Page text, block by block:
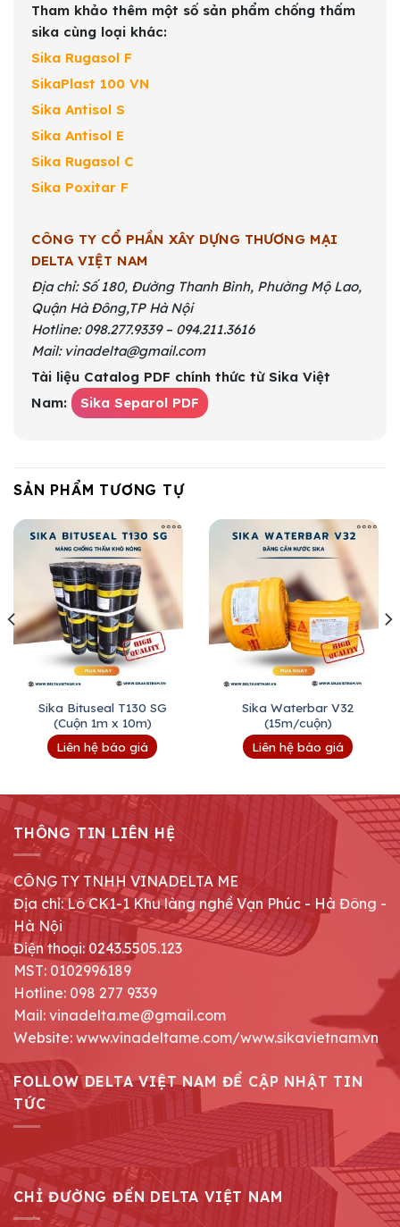
Tham khảo thêm một số sản phẩm chống thấm
sika cùng loại khác:
Sika Rugasol F
SikaPlast 100 VN
Sika Antisol S
Sika Antisol E
Sika Rugasol C
Sika Poxitar F
CÔNG TY CỔ PHẦN XÂY DỰNG THƯƠNG MẠI
DELTA VIỆT NAM
Địa chỉ: Số 180, Đường Thanh Bình, Phường Mộ Lao,
Quận Hà Đông,TP Hà Nội
Hotline: 098.277.9339 – 094.211.3616
Mail: vinadelta@gmail.com
Tài liệu Catalog PDF chính thức từ Sika Việt
Nam:
Sika Separol PDF
SẢN PHẨM TƯƠNG TỰ
Sika Bituseal T130 SG
(Cuộn 1m x 10m)
Liên hệ báo giá
Sika Waterbar V32
(15m/cuộn)
Liên hệ báo giá
THÔNG TIN LIÊN HỆ
CÔNG TY TNHH VINADELTA ME
Địa chỉ: Lô CK1-1 Khu làng nghề Vạn Phúc - Hà Đông -
Hà Nội
Điện thoại: 0243.5505.123
MST: 0102996189
Hotline: 098 277 9339
Mail: vinadelta.me@gmail.com
Website: www.vinadeltame.com/www.sikavietnam.vn
FOLLOW DELTA VIỆT NAM ĐỂ CẬP NHẬT TIN
TỨC
CHỈ ĐƯỜNG ĐẾN DELTA VIỆT NAM